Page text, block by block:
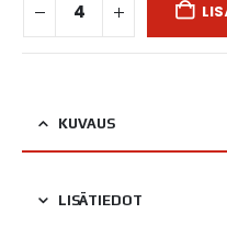
KUVAUS
LISÄTIEDOT